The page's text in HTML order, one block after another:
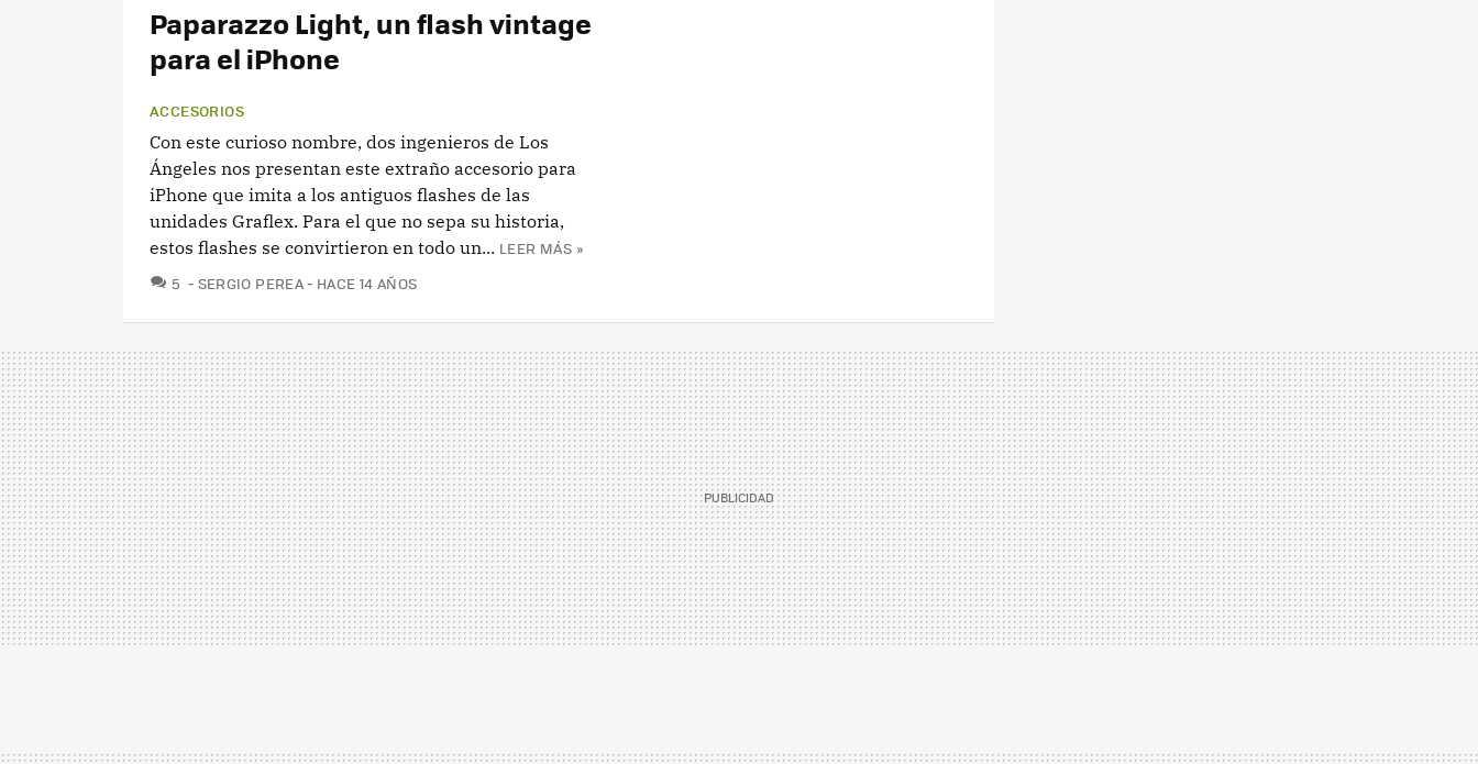
Paparazzo Light, un flash vintage
para el iPhone
ACCESORIOS
Con este curioso nombre, dos ingenieros de Los
Ángeles nos presentan este extraño accesorio para
iPhone que imita a los antiguos flashes de las
unidades Graflex. Para el que no sepa su historia,
estos flashes se convirtieron en todo un... LEER MÁS »
5 COMENTARIOS
SERGIO PEREA HACE 14 AÑOS